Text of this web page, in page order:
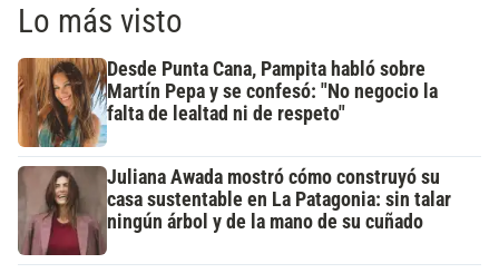
Lo más visto
Desde Punta Cana, Pampita habló sobre
Martín Pepa y se confesó: "No negocio la
falta de lealtad ni de respeto"
Juliana Awada mostró cómo construyó su
casa sustentable en La Patagonia: sin talar
ningún árbol y de la mano de su cuñado